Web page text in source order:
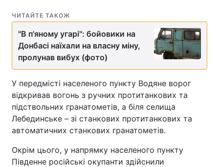
ЧИТАЙТЕ ТАКОЖ
"В п'яному угарі": бойовики на
Донбасі наїхали на власну міну,
пролунав вибух (фото)
У передмісті населеного пункту Водяне ворог
відкривав вогонь з ручних протитанкових та
підствольних гранатометів, а біля селища
Лебединське – зі станкових протитанкових та
автоматичних станкових гранатометів.
Окрім цього, у напрямку населеного пункту
Південне російські окупанти здійснили